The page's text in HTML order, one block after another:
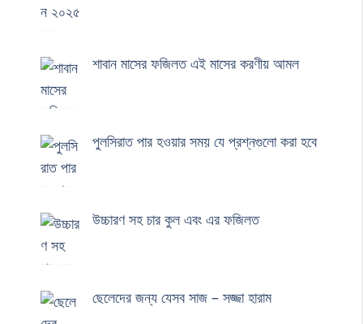
শাবান মাসের ফজিলত এই মাসের করণীয় আমল
পুলসিরাত পার হওয়ার সময় যে প্রশ্নগুলো করা হবে
উচ্চারণ সহ চার কুল এবং এর ফজিলত
ছেলেদের জন্য যেসব সাজ – সজ্জা হারাম